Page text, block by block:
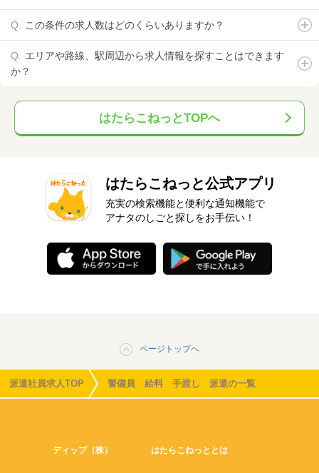
この条件の求人数はどのくらいありますか？
エリアや路線、駅周辺から求人情報を探すことはできます
か？
はたらこねっとTOPへ
はたらこねっと公式アプリ
充実の検索機能と便利な通知機能で
アナタのしごと探しをお手伝い！
ページトップへ
派遣社員求人TOP 警備員 給料 手渡し 派遣の一覧
ディップ（株） はたらこねっととは